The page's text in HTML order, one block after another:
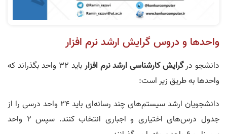
واحدها و دروس گرایش ارشد نرم افزار
دانشجو درگرایش کارشناسی ارشد نرم افزار
باید 32 واحد بگذراند که
واحدها به طریق زیر است:
دانشجویان ارشد سیستم‌های چند رسانه‌ای باید 24 واحد درسی را از
جدول درس‌های اختیاری و اجباری انتخاب کنند. سپس 2 واحد